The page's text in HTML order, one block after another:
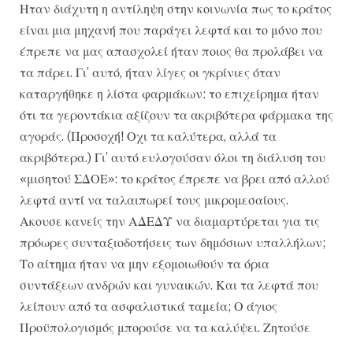
Ηταν διάχυτη η αντίληψη στην κοινωνία πως το κράτος
είναι μια μηχανή που παράγει λεφτά και το μόνο που
έπρεπε να μας απασχολεί ήταν ποιος θα προλάβει να
τα πάρει. Γι’ αυτό, ήταν λίγες οι γκρίνιες όταν
καταργήθηκε η λίστα φαρμάκων: το επιχείρημα ήταν
ότι τα γεροντάκια αξίζουν τα ακριβότερα φάρμακα της
αγοράς. (Προσοχή! Οχι τα καλύτερα, αλλά τα
ακριβότερα.) Γι’ αυτό ευλογούσαν όλοι τη διάλυση του
«μισητού ΣΔΟΕ»: το κράτος έπρεπε να βρει από αλλού
λεφτά αντί να ταλαιπωρεί τους μικρομεσαίους.
Ακουσε κανείς την ΑΔΕΔΥ να διαμαρτύρεται για τις
πρόωρες συνταξιοδοτήσεις των δημόσιων υπαλλήλων;
Το αίτημα ήταν να μην εξομοιωθούν τα όρια
συντάξεων ανδρών και γυναικών. Και τα λεφτά που
λείπουν από τα ασφαλιστικά ταμεία; Ο άγιος
Προϋπολογισμός μπορούσε να τα καλύψει. Ζητούσε